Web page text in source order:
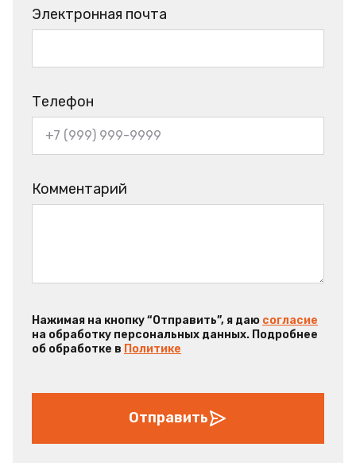
Электронная почта
Телефон
Комментарий
Нажимая на кнопку “Отправить”, я даю согласие
на обработку персональных данных. Подробнее
об обработке в Политике
Отправить